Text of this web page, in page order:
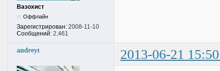
Вазохист
Оффлайн
Зарегистрирован: 2008-11-10
Сообщений: 2,461
andreyt 2013-06-21